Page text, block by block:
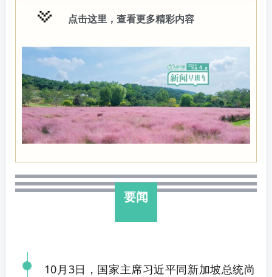
点击这里，查看更多精彩内容
要闻
10月3日，国家主席习近平同新加坡总统尚